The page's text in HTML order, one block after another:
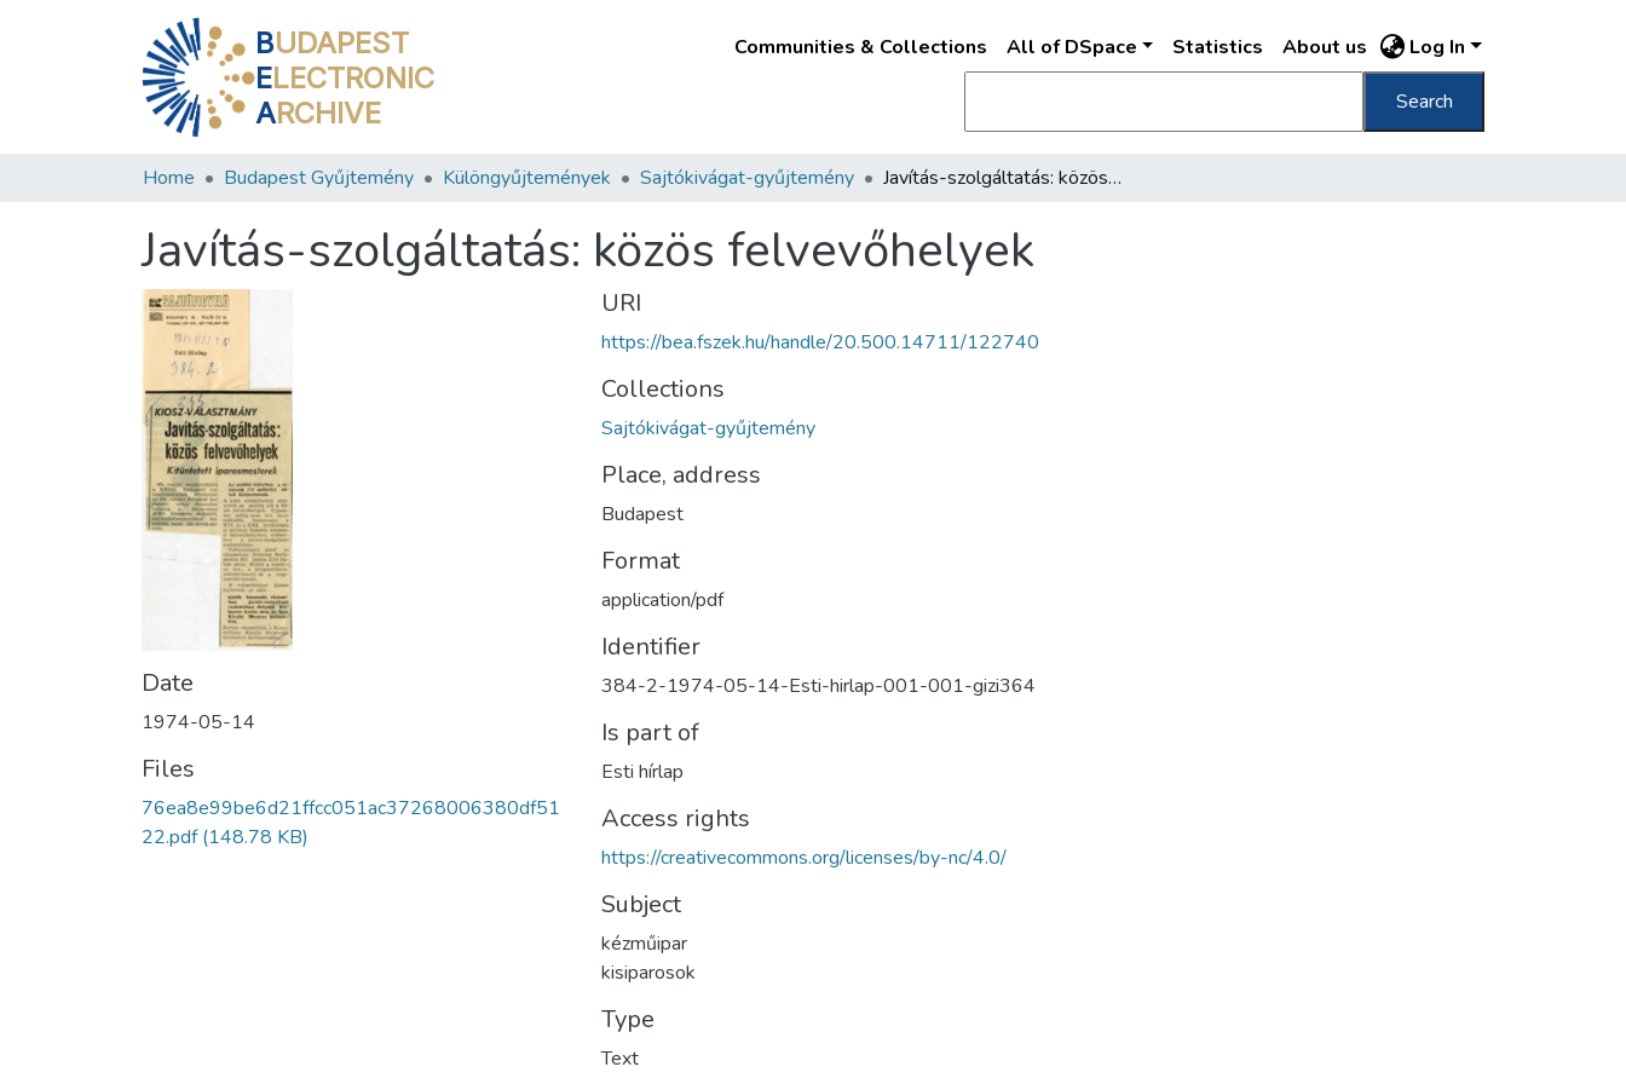
BUDAPEST
ELECTRONIC
ARCHIVE
Communities & Collections All of DSpace Statistics About us Log In
Search
Home Budapest Gyűjtemény Különgyűjtemények Sajtókivágat-gyűjtemény Javítás-szolgáltatás: közös felvevőhelyek
Javítás-szolgáltatás: közös felvevőhelyek
Date
1974-05-14
Files
76ea8e99be6d21ffcc051ac37268006380df51
22.pdf(148.78 KB)
URI
https://bea.fszek.hu/handle/20.500.14711/122740
Collections
Sajtókivágat-gyűjtemény
Place, address
Budapest
Format
application/pdf
Identifier
384-2-1974-05-14-Esti-hirlap-001-001-gizi364
Is part of
Esti hírlap
Access rights
https://creativecommons.org/licenses/by-nc/4.0/
Subject
kézműipar
kisiparosok
Type
Text